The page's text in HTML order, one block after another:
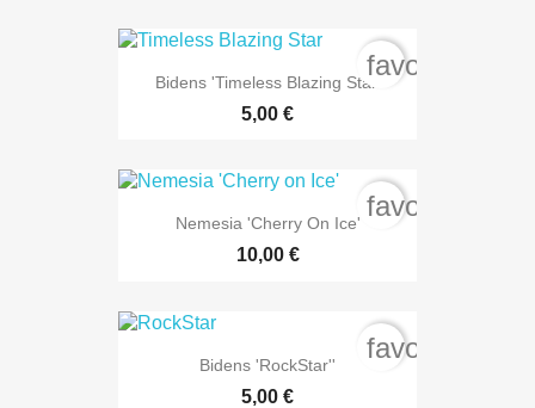
Bidens 'Timeless Blazing Star'
5,00 €
Nemesia 'Cherry On Ice'
10,00 €
Bidens 'RockStar''
5,00 €